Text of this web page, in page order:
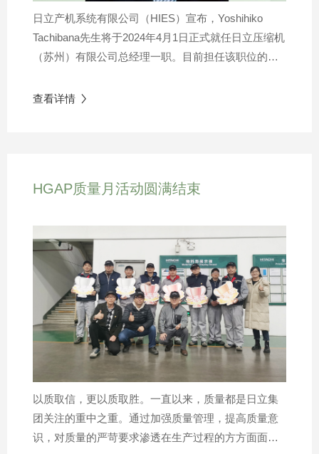
发送中文版社长致信、每季度进行员工直播大会等。
每场员工大会都拥有丰富的现场问答环节，为员工与
社长及集团高层面对面交流打造出双向沟通的平台，
时，HIES中国区员工也积极响应集团DEI主张，开展
标，更为员工提供了无缝沟通的机会，营造出充满激
大的团队合力，引领可持续发展未来。
日立产机系统有限公司（HIES）宣布，Yoshihiko
Tachibana先生将于2024年4月1日正式就任日立压缩机
（苏州）有限公司总经理一职。目前担任该职位的
营官（COO）。Tachibana先生拥有丰富的行业从业经
的跨国文化和实践经验。Tachibana先生曾在多个国家
泰国（曼谷）。在中国工作期间，他成功将日本的测
试技术经验带到深圳，对于当地工程师的培训和公司
的技术实力提升做出了重要贡献。在英国工作期间，
Tachibana先生秉持着了解客户，贴近市场的原则，积
极推广公司的零备件业务，其足迹遍布欧洲二十余
国，为公司在欧洲市场的扩展奠定了坚实的基础。在
泰国工作期间，他带领团队在六年内完成了销售额翻
倍的骄人业绩。Tachibana先生将于近期启程前往中国
赴任。凭借其丰富的国际工作经验和出色的管理能
力，Tachibana先生将带领日立压缩机（苏州）有限公
司在中国市场进入下一个增长和发展阶段。期待在他
的领导下，日立压缩机（苏州）有限公司将取得更加
查看详情 
HGAP质量月活动圆满结束
以质取信，更以质取胜。一直以来，质量都是日立集
团关注的重中之重。通过加强质量管理，提高质量意
识，对质量的严苛要求渗透在生产过程的方方面面。